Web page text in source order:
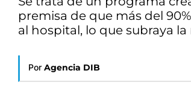
premisa de que más del
al hospital, lo que subraya
Por Agencia DIB